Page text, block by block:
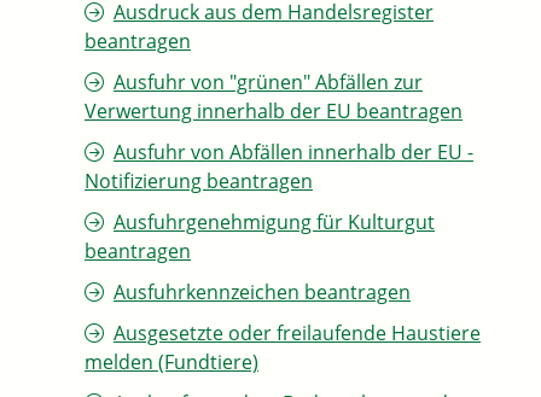
Ausdruck aus dem Handelsregister
beantragen
Ausfuhr von "grünen" Abfällen zur
Verwertung innerhalb der EU beantragen
Ausfuhr von Abfällen innerhalb der EU -
Notifizierung beantragen
Ausfuhrgenehmigung für Kulturgut
beantragen
Ausfuhrkennzeichen beantragen
Ausgesetzte oder freilaufende Haustiere
melden (Fundtiere)